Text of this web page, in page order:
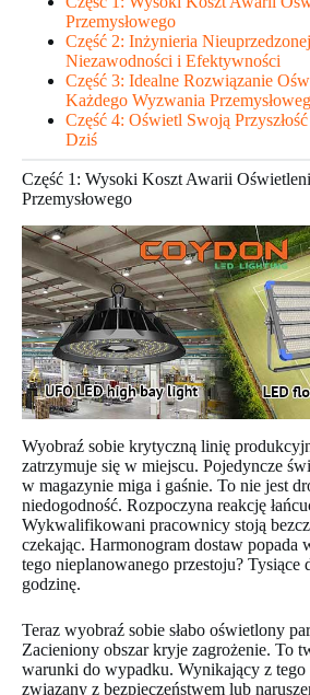
Przemysłowego
Część 2: Inżynieria Nieuprzedzonej
Niezawodności i Efektywności
Część 3: Idealne Rozwiązanie
Każdego Wyzwania
Część 4: Oświetl Swoją
Dziś
Część 1: Wysoki Koszt Awarii
Przemysłowego
Wyobraź sobie krytyczną linię
zatrzymuje się w miejscu. Pojedyncze
w magazynie miga i gaśnie. To nie jest
niedogodność. Rozpoczyna reakcję
Wykwalifikowani pracownicy stoją
czekając. Harmonogram dostaw popada
tego nieplanowanego przestoju? Tysiące
godzinę.
Teraz wyobraź sobie słabo oświetlony
Zacieniony obszar kryje zagrożenie. To
warunki do wypadku. Wynikający z tego
związany z bezpieczeństwem lub